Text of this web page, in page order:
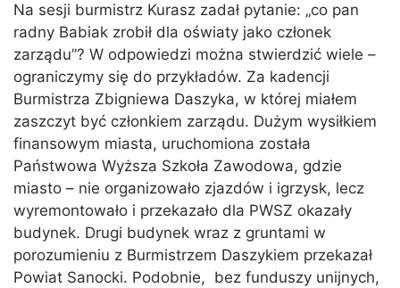
Na sesji burmistrz Kurasz zadał pytanie: „co pan
radny Babiak zrobił dla oświaty jako członek
zarządu”? W odpowiedzi można stwierdzić wiele –
ograniczymy się do przykładów. Za kadencji
Burmistrza Zbigniewa Daszyka, w której miałem
zaszczyt być członkiem zarządu. Dużym wysiłkiem
finansowym miasta, uruchomiona została
Państwowa Wyższa Szkoła Zawodowa, gdzie
miasto – nie organizowało zjazdów i igrzysk, lecz
wyremontowało i przekazało dla PWSZ okazały
budynek. Drugi budynek wraz z gruntami w
porozumieniu z Burmistrzem Daszykiem przekazał
Powiat Sanocki. Podobnie, bez funduszy unijnych,